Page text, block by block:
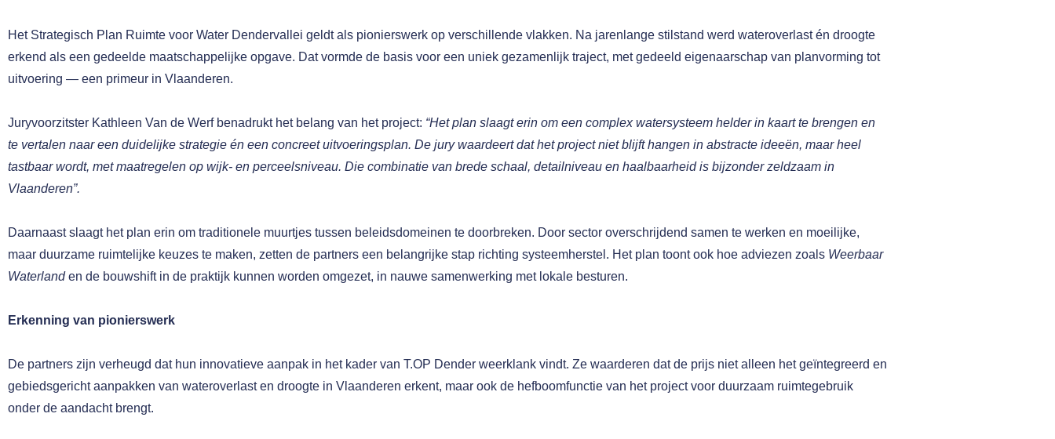
Het Strategisch Plan Ruimte voor Water Dendervallei geldt als pionierswerk op verschillende vlakken. Na jarenlange stilstand werd wateroverlast én droogte
erkend als een gedeelde maatschappelijke opgave. Dat vormde de basis voor een uniek gezamenlijk traject, met gedeeld eigenaarschap van planvorming tot
uitvoering — een primeur in Vlaanderen.
Juryvoorzitster Kathleen Van de Werf benadrukt het belang van het project: “Het plan slaagt erin om een complex watersysteem helder in kaart te brengen en
te vertalen naar een duidelijke strategie én een concreet uitvoeringsplan. De jury waardeert dat het project niet blijft hangen in abstracte ideeën, maar heel
tastbaar wordt, met maatregelen op wijk- en perceelsniveau. Die combinatie van brede schaal, detailniveau en haalbaarheid is bijzonder zeldzaam in
Vlaanderen”.
Daarnaast slaagt het plan erin om traditionele muurtjes tussen beleidsdomeinen te doorbreken. Door sector overschrijdend samen te werken en moeilijke,
maar duurzame ruimtelijke keuzes te maken, zetten de partners een belangrijke stap richting systeemherstel. Het plan toont ook hoe adviezen zoals Weerbaar
Waterlanden de bouwshift in de praktijk kunnen worden omgezet, in nauwe samenwerking met lokale besturen.
Erkenning van pionierswerk
De partners zijn verheugd dat hun innovatieve aanpak in het kader van T.OP Dender weerklank vindt. Ze waarderen dat de prijs niet alleen het geïntegreerd en
gebiedsgericht aanpakken van wateroverlast en droogte in Vlaanderen erkent, maar ook de hefboomfunctie van het project voor duurzaam ruimtegebruik
onder de aandacht brengt.